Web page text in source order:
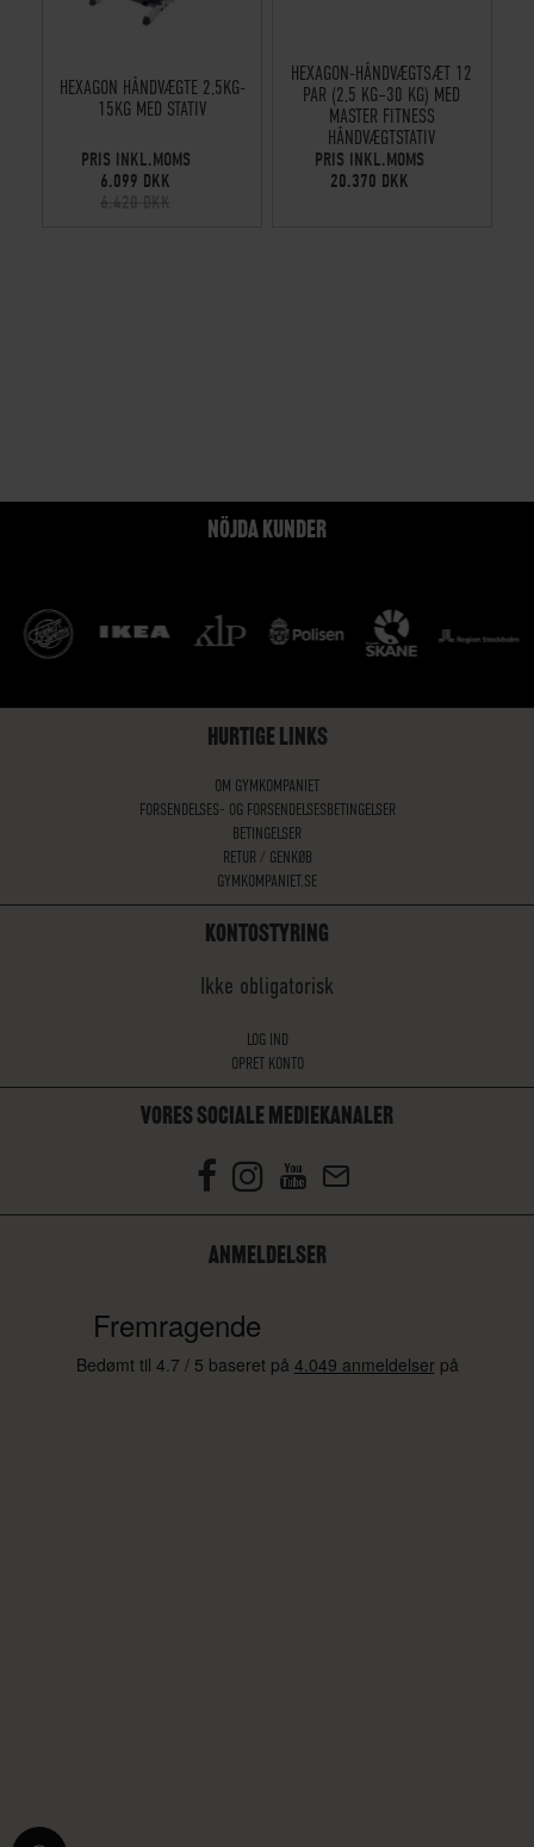
HEXAGON HÅNDVÆGTE 2,5KG-
15KG MED STATIV
PRIS INKL.MOMS
6.099 DKK
6.420 DKK
HEXAGON-HÅNDVÆGTSÆT 12
PAR (2,5 KG–30 KG) MED
MASTER FITNESS
HÅNDVÆGTSTATIV
PRIS INKL.MOMS
20.370 DKK
NÖJDA KUNDER
HURTIGE LINKS
OM GYMKOMPANIET
FORSENDELSES- OG FORSENDELSESBETINGELSER
BETINGELSER
RETUR / GENKØB
GYMKOMPANIET.SE
KONTOSTYRING
Ikke obligatorisk
LOG IND
OPRET KONTO
VORES SOCIALE MEDIEKANALER
ANMELDELSER